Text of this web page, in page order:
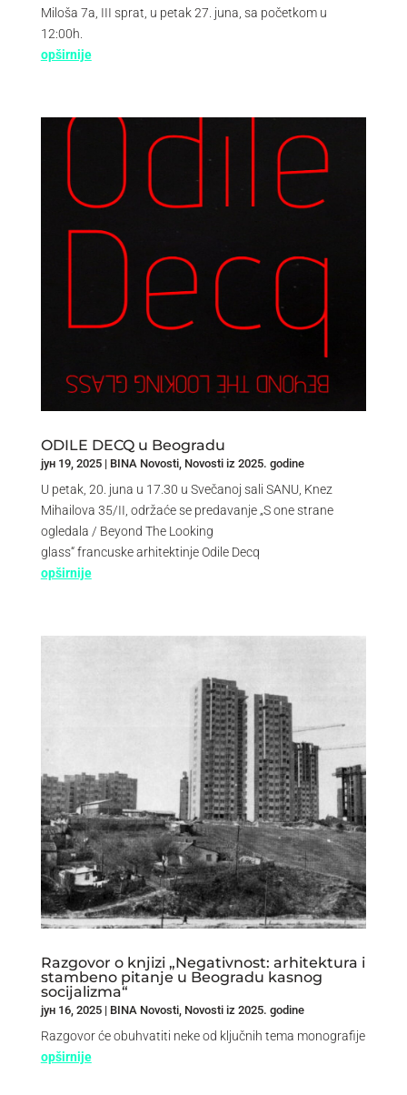
Miloša 7a, III sprat, u petak 27. juna, sa početkom u
12:00h.
opširnije
ODILE DECQ u Beogradu
јун 19, 2025| BINA Novosti, Novosti iz 2025. godine
U petak, 20. juna u 17.30 u Svečanoj sali SANU, Knez
Mihailova 35/II, održaće se predavanje „S one strane
ogledala / Beyond The Looking
glass“ francuske arhitektinje Odile Decq
opširnije
Razgovor o knjizi „Negativnost: arhitektura i
stambeno pitanje u Beogradu kasnog
socijalizma“
јун 16, 2025| BINA Novosti, Novosti iz 2025. godine
Razgovor će obuhvatiti neke od ključnih tema monografije
opširnije